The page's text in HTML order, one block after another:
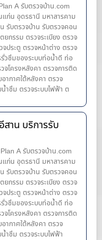
A รับตรวจบ้าน.com
แก่น อุดรธานี มหาสารคาม
รับตรวจบ้าน รับตรวจคอน
กรรม ตรวจระเบียง ตรวจ
ประตู ตรวจหน้าต่าง​ ตรวจ
รั่วซึมของระบบท่อน้ำ​ดี ท่อ
จโครงหลังคา ตรวจการติด
อากาศใต้หลังคา ตรวจ
ำซึม ตรวจระบบไฟฟ้า ต
าน บริการรับ
A รับตรวจบ้าน.com
แก่น อุดรธานี มหาสารคาม
รับตรวจบ้าน รับตรวจคอน
กรรม ตรวจระเบียง ตรวจ
ประตู ตรวจหน้าต่าง​ ตรวจ
รั่วซึมของระบบท่อน้ำ​ดี ท่อ
จโครงหลังคา ตรวจการติด
อากาศใต้หลังคา ตรวจ
ำซึม ตรวจระบบไฟฟ้า